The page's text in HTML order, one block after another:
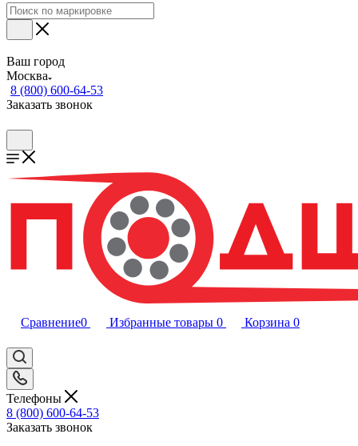
Ваш город
Москва
8 (800) 600-64-53
Заказать звонок
Сравнение0 Избранные товары 0 Корзина 0
Телефоны
8 (800) 600-64-53
Заказать звонок